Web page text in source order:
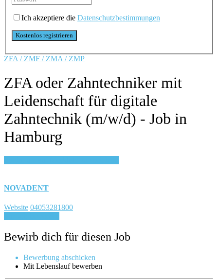
Ich akzeptiere die Datenschutzbestimmungen
ZFA / ZMF / ZMA / ZMP
ZFA oder Zahntechniker mit
Leidenschaft für digitale
Zahntechnik (m/w/d) - Job in
Hamburg
NOVADENT
Website 04053281800
Bewirb dich für diesen Job
Bewerbung abschicken
Mit Lebenslauf bewerben